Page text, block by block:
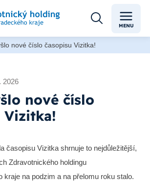
MENU
nové číslo časopisu Vizitka!
2026
nové číslo
Vizitka!
časopisu Vizitka shrnuje to nejdůležitější,
Zdravotnického holdingu
kraje na podzim a na přelomu roku stalo.